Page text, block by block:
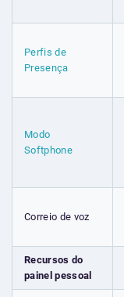
Perfis de
Presença
Modo
Softphone
Correio de voz
Recursos do
painel pessoal